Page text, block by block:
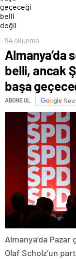
94 okunma
Almanya’da
belli, ancak
başa
ABONE OL
Almanya’da
Olaf Scholz’un